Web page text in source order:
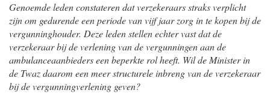
Genoemde leden constateren dat verzekeraars straks verplicht
zijn om gedurende een periode van vijf jaar zorg in te kopen bij de
vergunninghouder. Deze leden stellen echter vast dat de
verzekeraar bij de verlening van de vergunningen aan de
ambulanceaanbieders een beperkte rol heeft. Wil de Minister in
de Twaz daarom een meer structurele inbreng van de verzekeraar
bij de vergunningverlening geven?